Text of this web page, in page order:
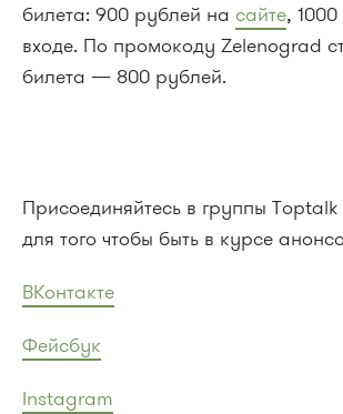
билета: 900 рублей на сайте,
входе. По промокоду Zelenograd
билета — 800 рублей.
Присоединяйтесь в группы Toptalk
для того чтобы быть в курсе
ВКонтакте
Фейсбук
Instagram